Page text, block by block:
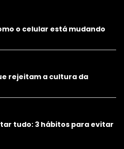
o celular está mudando
rejeitam a cultura da
tudo: 3 hábitos para evitar